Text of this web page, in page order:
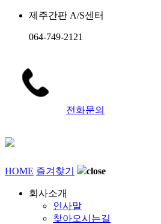
제주간판 A/S센터
064-749-2121
전화문의
HOME 즐겨찾기 close
회사소개
인사말
찾아오시는길